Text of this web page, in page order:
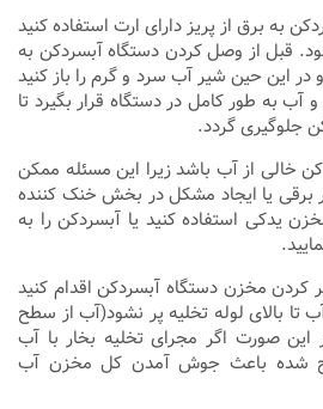
به برق از پریز دارای ارت استفاده کنید
قبل از وصل کردن دستگاه آبسردکن به
در این حین شیر آب سرد و گرم را باز کنید
آب به طور کامل در دستگاه قرار بگیرد تا
جلوگیری گردد.
خالی از آب باشد زیرا این مسئله ممکن
یا ایجاد مشکل در بخش خنک کننده
یدکی استفاده کنید یا آبسردکن را به
کردن مخزن دستگاه آبسردکن اقدام کنید
تا بالای لوله تخلیه پر نشود(آب از سطح
این صورت اگر مجرای تخلیه بخار با آب
شده باعث جوش آمدن کل مخزن آب